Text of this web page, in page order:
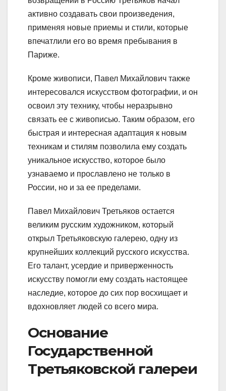
активно создавать свои произведения,
применяя новые приемы и стили, которые
впечатлили его во время пребывания в
Париже.
Кроме живописи, Павел Михайлович также
интересовался искусством фотографии, и он
освоил эту технику, чтобы неразрывно
связать ее с живописью. Таким образом, его
быстрая и интересная адаптация к новым
техникам и стилям позволила ему создать
уникальное искусство, которое было
узнаваемо и прославлено не только в
России, но и за ее пределами.
Павел Михайлович Третьяков остается
великим русским художником, который
открыл Третьяковскую галерею, одну из
крупнейших коллекций русского искусства.
Его талант, усердие и приверженность
искусству помогли ему создать настоящее
наследие, которое до сих пор восхищает и
вдохновляет людей со всего мира.
Основание
Государственной
Третьяковской галереи